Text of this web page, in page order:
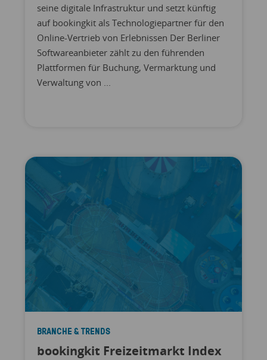
seine digitale Infrastruktur und setzt künftig
auf bookingkit als Technologiepartner für den
Online-Vertrieb von Erlebnissen Der Berliner
Softwareanbieter zählt zu den führenden
Plattformen für Buchung, Vermarktung und
Verwaltung von ...
BRANCHE & TRENDS
bookingkit Freizeitmarkt Index